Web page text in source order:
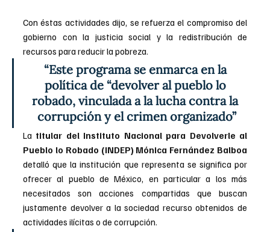
Con éstas actividades dijo, se refuerza el compromiso del
gobierno con la justicia social y la redistribución de
recursos para reducir la pobreza.
“Este programa se enmarca en la
política de “devolver al pueblo lo
robado, vinculada a la lucha contra la
corrupción y el crimen organizado”
La titular del Instituto Nacional para Devolverle al
detalló que la institución que representa se significa por
ofrecer al pueblo de México, en particular a los más
necesitados son acciones compartidas que buscan
justamente devolver a la sociedad recurso obtenidos de
actividades ilícitas o de corrupción.